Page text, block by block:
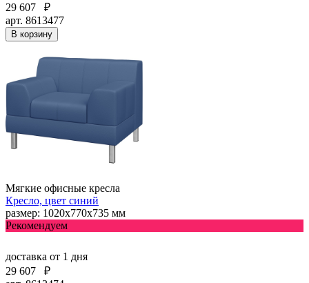
29 607
₽
арт. 8613477
В корзину
Мягкие офисные кресла
Кресло, цвет синий
размер: 1020х770х735 мм
Рекомендуем
доставка от 1 дня
29 607
₽